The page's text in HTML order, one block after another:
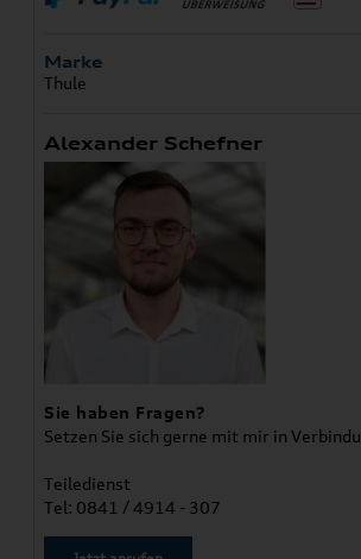
Marke
Thule
Alexander Schefner
Sie haben Fragen?
Setzen Sie sich gerne mit mir in
Teiledienst
Tel: 0841 / 4914 - 307